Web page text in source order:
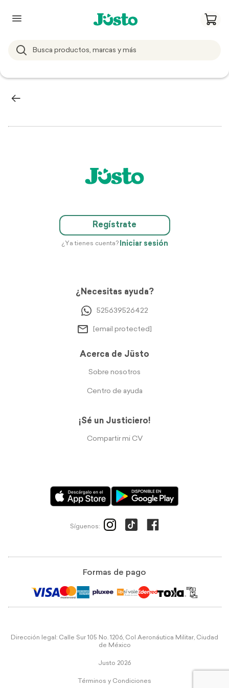
Regístrate
¿Ya tienes cuenta? Iniciar sesión
¿Necesitas ayuda?
525639526422
[email protected]
Acerca de Jüsto
Sobre nosotros
Centro de ayuda
¡Sé un Justiciero!
Compartir mi CV
Síguenos:
Formas de pago
Dirección legal: Calle Sur 105 No. 1206, Col Aeronáutica Militar, Ciudad
de México
Justo 2026
Términos y Condiciones